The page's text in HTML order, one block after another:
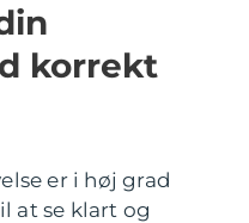
korrekt
er i høj grad
at se klart og